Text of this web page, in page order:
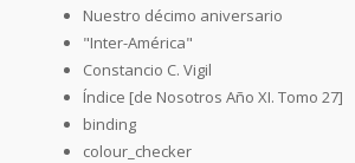
Nuestro décimo aniversario
"Inter-América"
Constancio C. Vigil
Índice [de Nosotros Año XI. Tomo 27]
binding
colour_checker